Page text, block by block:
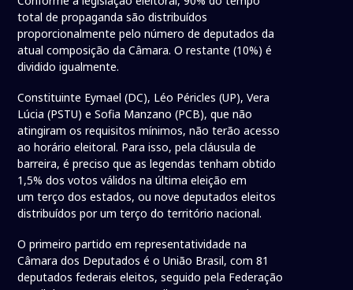
total de propaganda são distribuídos
proporcionalmente pelo número de deputados da
atual composição da Câmara. O restante (10%) é
dividido igualmente.
Constituinte Eymael (DC), Léo Péricles (UP), Vera
Lúcia (PSTU) e Sofia Manzano (PCB), que não
atingiram os requisitos mínimos, não terão acesso
ao horário eleitoral. Para isso, pela cláusula de
barreira, é preciso que as legendas tenham obtido
1,5% dos votos válidos na última eleição em
um terço dos estados, ou nove deputados eleitos
distribuídos por um terço do território nacional.
O primeiro partido em representatividade na
Câmara dos Deputados é o União Brasil, com 81
deputados federais eleitos, seguido pela Federação